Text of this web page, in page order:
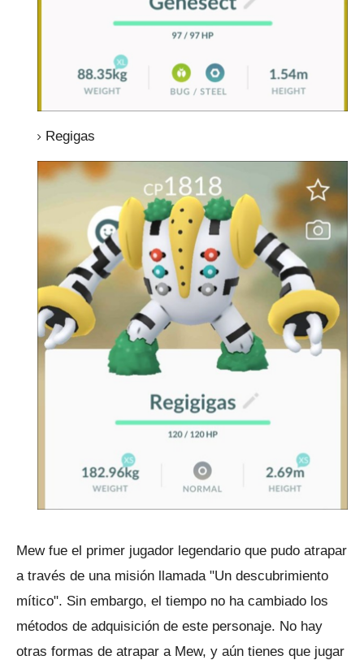
Regigas
Mew fue el primer jugador legendario que pudo atrapar
a través de una misión llamada "Un descubrimiento
mítico". Sin embargo, el tiempo no ha cambiado los
métodos de adquisición de este personaje. No hay
otras formas de atrapar a Mew, y aún tienes que jugar